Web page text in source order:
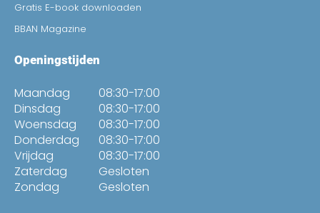
Gratis E-book downloaden
BBAN Magazine
Openingstijden
Maandag
Dinsdag
Woensdag
Donderdag
Vrijdag
Zaterdag
Zondag
08:30-17:00
08:30-17:00
08:30-17:00
08:30-17:00
08:30-17:00
Gesloten
Gesloten